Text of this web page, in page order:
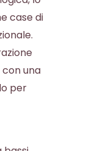
case di
una
per